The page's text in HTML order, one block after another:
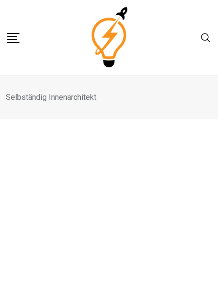
content
Selbständig Innenarchitekt